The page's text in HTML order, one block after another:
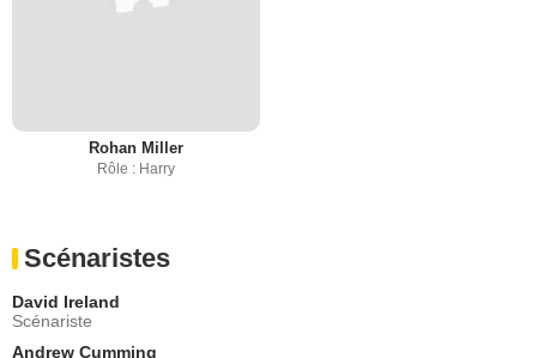
Rohan Miller
Rôle : Harry
Scénaristes
David Ireland
Scénariste
Andrew Cumming